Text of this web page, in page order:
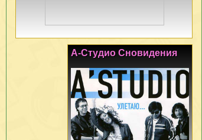
А-Студио Сновидения